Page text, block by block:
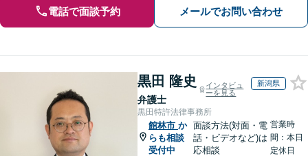
電話で面談予約 メールでお問い合わせ
黒田 隆史
弁護士
インタビュ
ーを見る
新潟県
黒田特許法律事務所
館林市 か
らも相談
受付中
面談方法(対面・電
話・ビデオなど)は
応相談
営業時
間：本日
定休日